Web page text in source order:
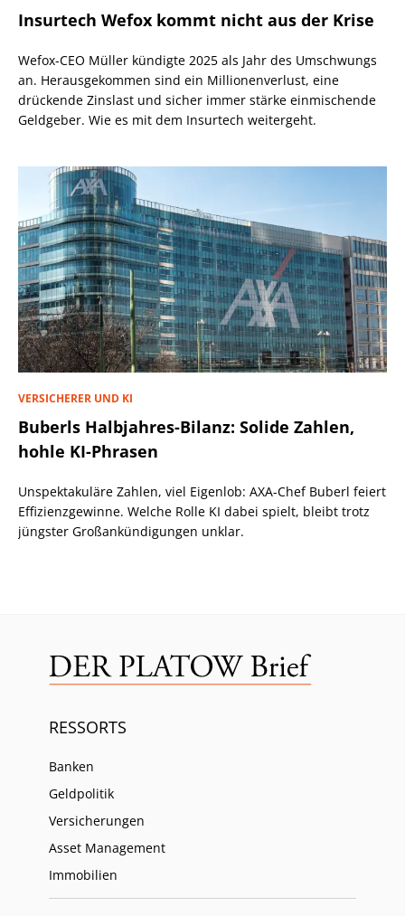
Insurtech Wefox kommt nicht aus der Krise
Wefox-CEO Müller kündigte 2025 als Jahr des Umschwungs
an. Herausgekommen sind ein Millionenverlust, eine
drückende Zinslast und sicher immer stärke einmischende
Geldgeber. Wie es mit dem Insurtech weitergeht.
VERSICHERER UND KI
Buberls Halbjahres-Bilanz: Solide Zahlen,
hohle KI-Phrasen
Unspektakuläre Zahlen, viel Eigenlob: AXA-Chef Buberl feiert
Effizienzgewinne. Welche Rolle KI dabei spielt, bleibt trotz
jüngster Großankündigungen unklar.
RESSORTS
Banken
Geldpolitik
Versicherungen
Asset Management
Immobilien